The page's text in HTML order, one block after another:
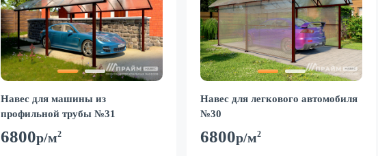
Навес для машины из
профильной трубы №31
6800р/м2
Навес для легкового автомобиля
№30
6800р/м2